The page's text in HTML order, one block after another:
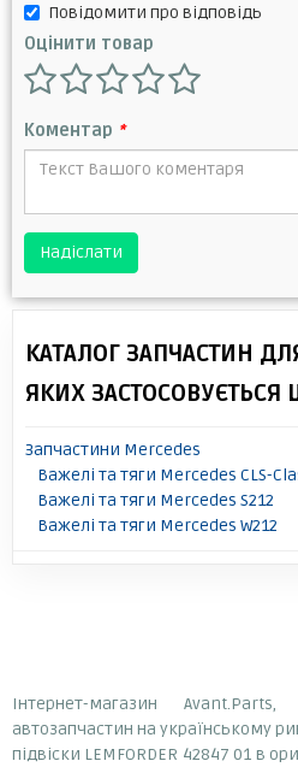
Повідомити про відповідь
Оцінити товар
Коментар *
Надіслати
КАТАЛОГ ЗАПЧАСТИН
ЯКИХ ЗАСТОСОВУЄТЬСЯ
Запчастини Mercedes
Важелі та тяги Mercedes CLS-
Важелі та тяги Mercedes S212
Важелі та тяги Mercedes W212
Інтернет-магазин
автозапчастин на українському
підвіски LEMFORDER 42847 01 в